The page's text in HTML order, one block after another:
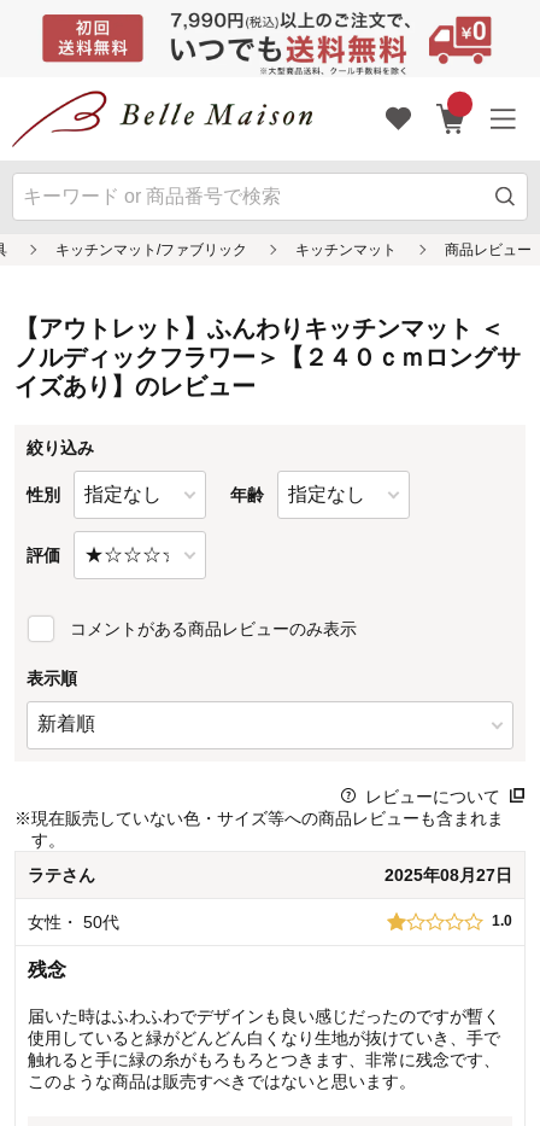
【アウトレット】ふんわりキッチンマット ＜
ノルディックフラワー＞【２４０ｃｍロングサ
イズあり】のレビュー
絞り込み
性別 年齢
評価
コメントがある商品レビューのみ表示
表示順
レビューについて
※現在販売していない色・サイズ等への商品レビューも含まれま
す。
ラテさん 2025年08月27日
女性 ・ 50代 1.0
残念
届いた時はふわふわでデザインも良い感じだったのですが暫く
使用していると緑がどんどん白くなり生地が抜けていき、手で
触れると手に緑の糸がもろもろとつきます、非常に残念です、
このような商品は販売すべきではないと思います。